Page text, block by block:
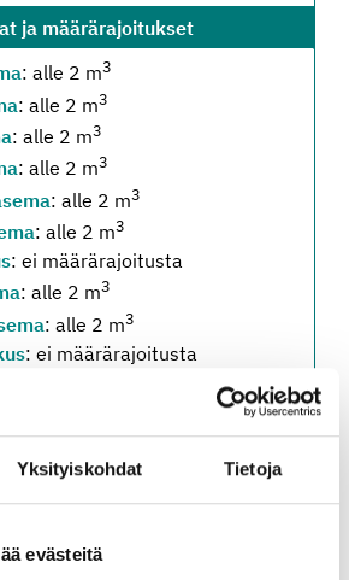
Yksityiskohdat Tietoja
evästeitä
ja määrärajoitukset
: alle 2 m3
: alle 2 m3
: alle 2 m3
: alle 2 m3
: alle 2 m3
: alle 2 m3
: ei määrärajoitusta
: alle 2 m3
: alle 2 m3
: ei määrärajoitusta
3
: alle 2 m
: alle 2 m3